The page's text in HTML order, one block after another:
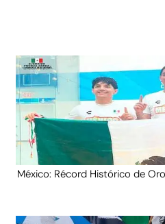
México: Récord Histórico de